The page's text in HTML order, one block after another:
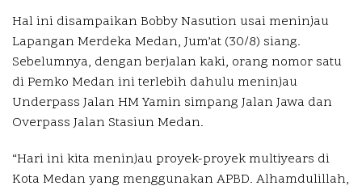
Hal ini disampaikan Bobby Nasution usai meninjau
Lapangan Merdeka Medan, Jum’at (30/8) siang.
Sebelumnya, dengan berjalan kaki, orang nomor satu
di Pemko Medan ini terlebih dahulu meninjau
Underpass Jalan HM Yamin simpang Jalan Jawa dan
Overpass Jalan Stasiun Medan.
“Hari ini kita meninjau proyek-proyek multiyears di
Kota Medan yang menggunakan APBD. Alhamdulillah,